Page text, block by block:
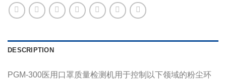
DESCRIPTION
PGM-300医用口罩质量检测机用于控制以下领域的粉尘环